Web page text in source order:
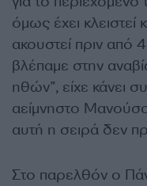
όμως έχει κλειστεί
ακουστεί πριν από
βλέπαμε στην
ηθών”, είχε κάνει
αείμνηστο
αυτή η σειρά δεν
Στο παρελθόν ο